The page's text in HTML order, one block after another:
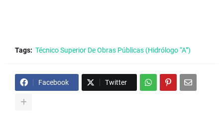
Tags: Técnico Superior De Obras Públicas (Hidrólogo “A”)
Facebook Twitter